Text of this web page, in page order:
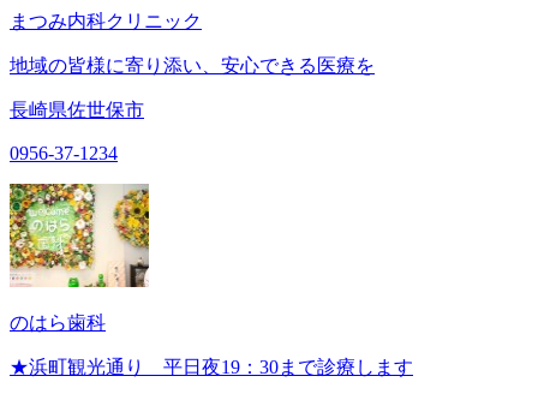
まつみ内科クリニック
地域の皆様に寄り添い、安心できる医療を
長崎県佐世保市
0956-37-1234
のはら歯科
★浜町観光通り 平日夜19：30まで診療します